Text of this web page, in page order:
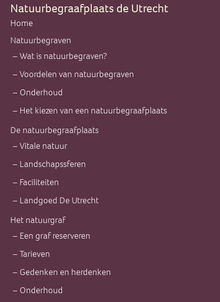
Natuurbegraafplaats de Utrecht
Home
Natuurbegraven
Wat is natuurbegraven?
Voordelen van natuurbegraven
Onderhoud
Het kiezen van een natuurbegraafplaats
De natuurbegraafplaats
Vitale natuur
Landschapssferen
Faciliteiten
Landgoed De Utrecht
Het natuurgraf
Een graf reserveren
Tarieven
Gedenken en herdenken
Onderhoud